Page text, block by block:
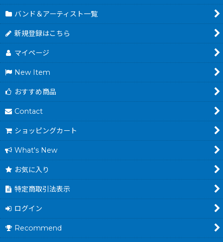
バンド＆アーティスト一覧
新規登録はこちら
マイページ
New Item
おすすめ商品
Contact
ショッピングカート
What's New
お気に入り
特定商取引法表示
ログイン
Recommend